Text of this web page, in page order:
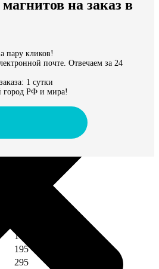
на заказ в
пару кликов!
почте. Отвечаем за 24
1 сутки
город РФ и мира!
175
195
295